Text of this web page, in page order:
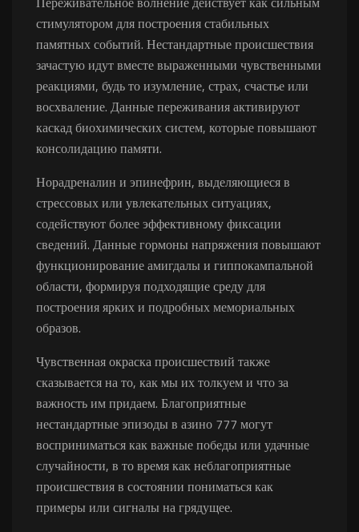
стимулятором для построения стабильных
памятных событий. Нестандартные происшествия
зачастую идут вместе выраженными чувственными
реакциями, будь то изумление, страх, счастье или
восхваление. Данные переживания активируют
каскад биохимических систем, которые повышают
консолидацию памяти.
Норадреналин и эпинефрин, выделяющиеся в
стрессовых или увлекательных ситуациях,
содействуют более эффективному фиксации
сведений. Данные гормоны напряжения повышают
функционирование амигдалы и гиппокампальной
области, формируя подходящие среду для
построения ярких и подробных мемориальных
образов.
Чувственная окраска происшествий также
сказывается на то, как мы их толкуем и что за
важность им придаем. Благоприятные
нестандартные эпизоды в азино 777 могут
восприниматься как важные победы или удачные
случайности, в то время как неблагоприятные
происшествия в состоянии пониматься как
примеры или сигналы на грядущее.